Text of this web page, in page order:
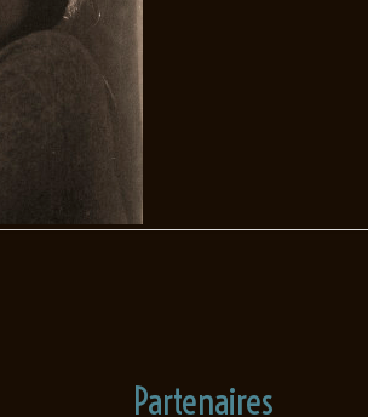
Partenaires